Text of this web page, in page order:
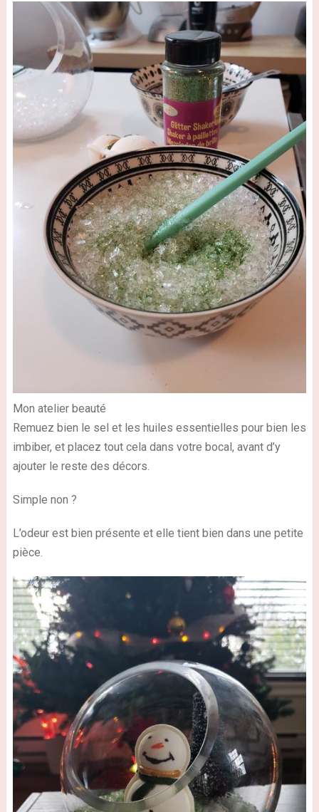
Mon atelier beauté
Remuez bien le sel et les huiles essentielles pour bien les
imbiber, et placez tout cela dans votre bocal, avant d’y
ajouter le reste des décors.
Simple non ?
L’odeur est bien présente et elle tient bien dans une petite
pièce.